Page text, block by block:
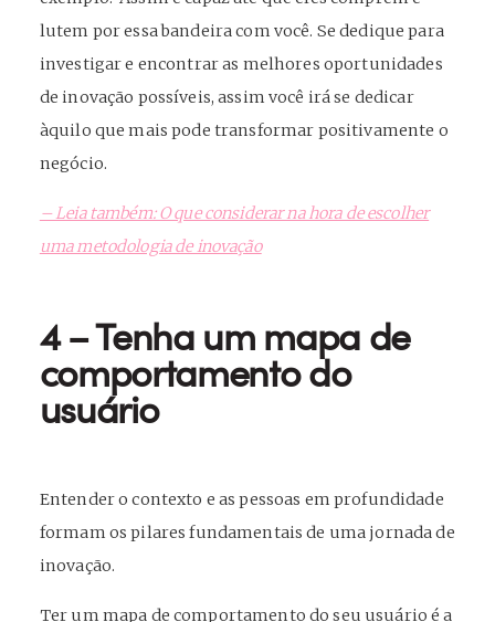
lutem por essa bandeira com você. Se dedique para
investigar e encontrar as melhores oportunidades
de inovação possíveis, assim você irá se dedicar
àquilo que mais pode transformar positivamente o
negócio.
– Leia também: O que considerar na hora de escolher
uma metodologia de inovação
4 – Tenha um mapa de
comportamento do
usuário
Entender o contexto e as pessoas em profundidade
formam os pilares fundamentais de uma jornada de
inovação.
Ter um mapa de comportamento do seu usuário é a